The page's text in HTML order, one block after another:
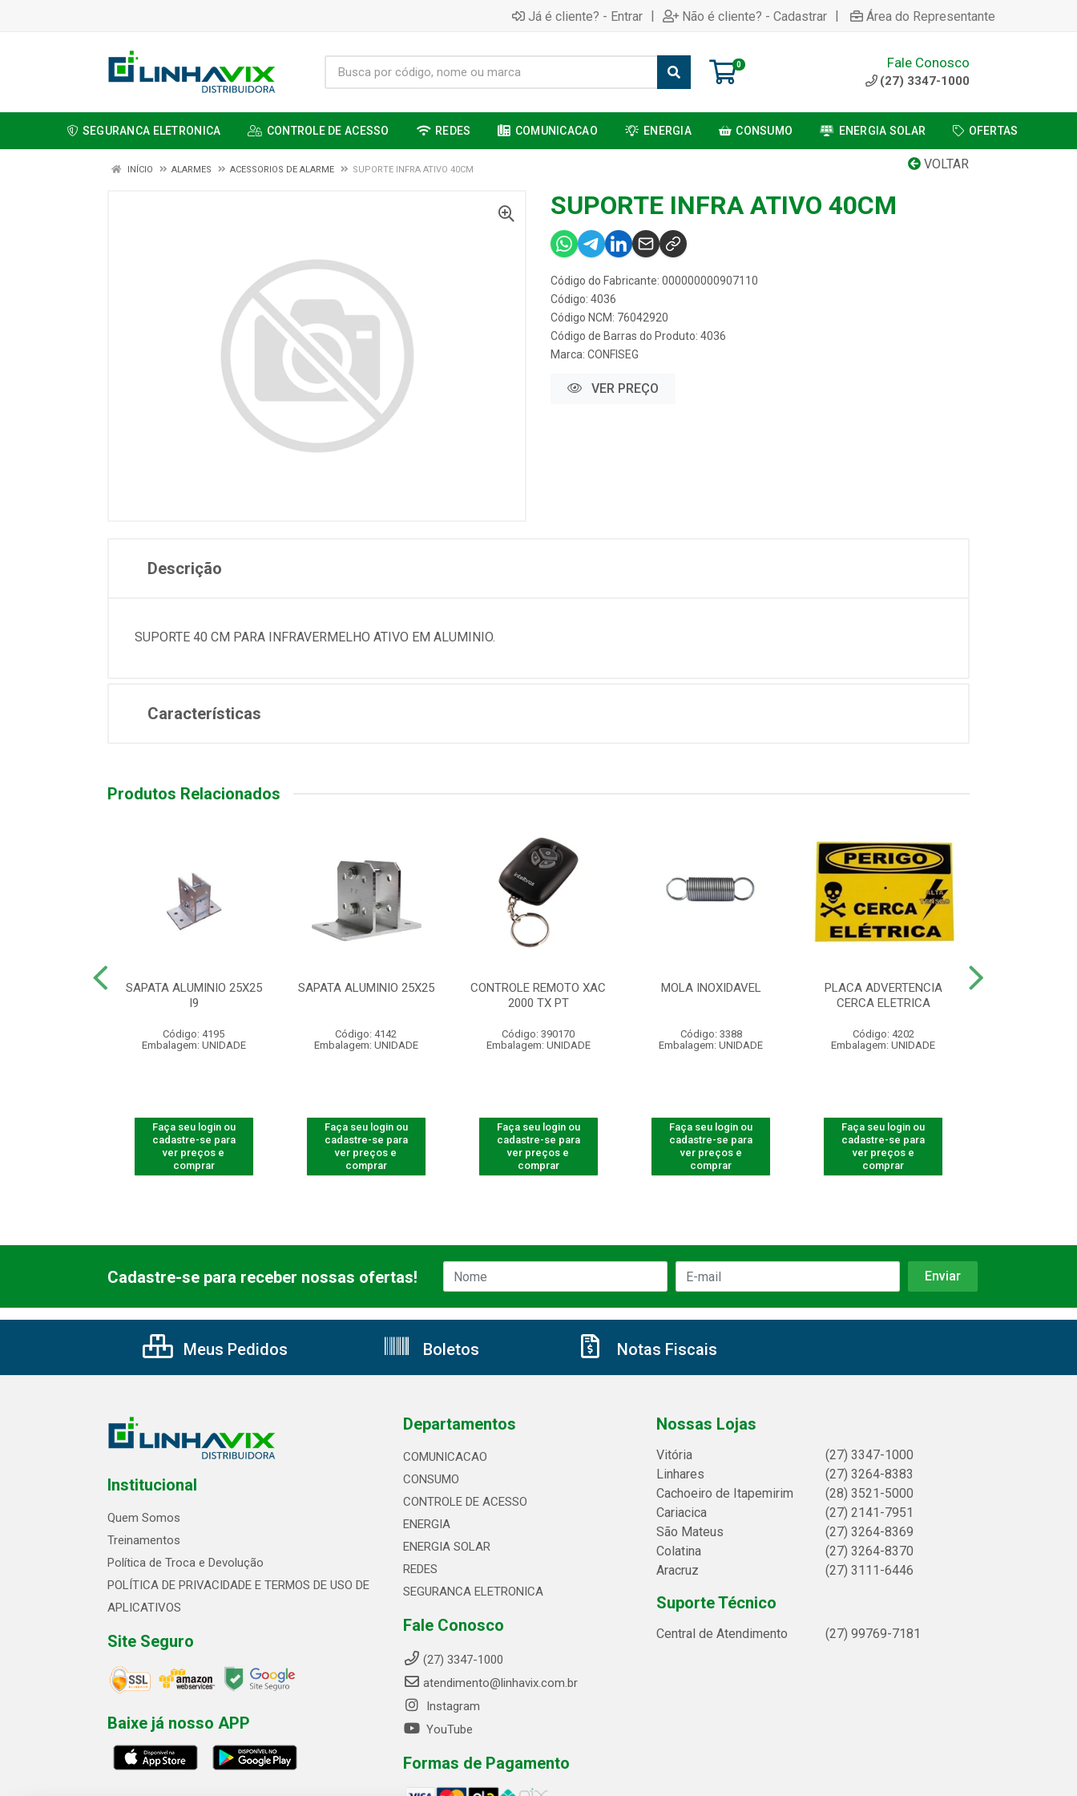
Já é cliente? - Entrar | Não é cliente? - Cadastrar | Área do Representante
0 Fale Conosco
(27) 3347-1000
SEGURANCA ELETRONICA CONTROLE DE ACESSO REDES COMUNICACAO ENERGIA CONSUMO ENERGIA SOLAR OFERTAS
VOLTAR
INÍCIO ALARMES ACESSORIOS DE ALARME SUPORTE INFRA ATIVO 40CM
SUPORTE INFRA ATIVO 40CM
Código do Fabricante: 000000000907110
Código: 4036
Código NCM: 76042920
Código de Barras do Produto: 4036
Marca: CONFISEG
VER PREÇO
Descrição
SUPORTE 40 CM PARA INFRAVERMELHO ATIVO EM ALUMINIO.
Características
Produtos Relacionados
SAPATA ALUMINIO 25X25
I9
Código: 4195
Embalagem: UNIDADE
Faça seu login ou
cadastre-se para
ver preços e
comprar
SAPATA ALUMINIO 25X25
Código: 4142
Embalagem: UNIDADE
Faça seu login ou
cadastre-se para
ver preços e
comprar
CONTROLE REMOTO XAC
2000 TX PT
Código: 390170
Embalagem: UNIDADE
Faça seu login ou
cadastre-se para
ver preços e
comprar
MOLA INOXIDAVEL
Código: 3388
Embalagem: UNIDADE
Faça seu login ou
cadastre-se para
ver preços e
comprar
PLACA ADVERTENCIA
CERCA ELETRICA
Código: 4202
Embalagem: UNIDADE
Faça seu login ou
cadastre-se para
ver preços e
comprar
Cadastre-se para receber nossas ofertas!
Meus Pedidos Boletos Notas Fiscais
Institucional
Quem Somos
Treinamentos
Política de Troca e Devolução
POLÍTICA DE PRIVACIDADE E TERMOS DE USO DE
APLICATIVOS
Site Seguro
Baixe já nosso APP
Departamentos
COMUNICACAO
CONSUMO
CONTROLE DE ACESSO
ENERGIA
ENERGIA SOLAR
REDES
SEGURANCA ELETRONICA
Fale Conosco
(27) 3347-1000
atendimento@linhavix.com.br
Instagram
YouTube
Formas de Pagamento
Nossas Lojas
Vitória
(27) 3347-1000
Linhares
(27) 3264-8383
Cachoeiro de Itapemirim
(28) 3521-5000
Cariacica
(27) 2141-7951
São Mateus
(27) 3264-8369
Colatina
(27) 3264-8370
Aracruz
(27) 3111-6446
Suporte Técnico
Central de Atendimento (27) 99769-7181